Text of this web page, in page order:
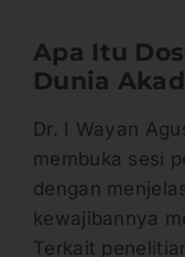
Apa Itu
Dunia
Dr. I Wayan
membuka sesi
dengan
kewajibannya
Terkait